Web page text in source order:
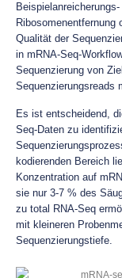
Ribosomenentfernung
Qualität der
in mRNA-Seq-
Sequenzierung von
Sequenzierungsreads
Es ist entscheidend,
Seq-Daten zu
kodierenden Bereich
Konzentration auf
sie nur 3-7 % des
zu total RNA-Seq
mit kleineren
Sequenzierungstiefe.